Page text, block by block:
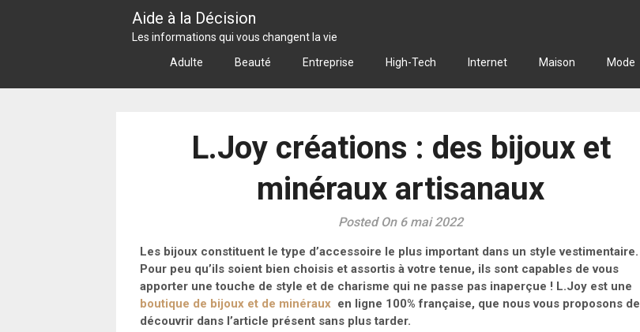
Aide à la Décision
Les informations qui vous changent la vie
Adulte
Beauté Entreprise High-Tech Internet Maison Mode
L.Joy créations : des bijoux et
minéraux artisanaux
Posted On 6 mai 2022
Les bijoux constituent le type d’accessoire le plus important dans un style vestimentaire.
Pour peu qu’ils soient bien choisis et assortis à votre tenue, ils sont capables de vous
apporter une touche de style et de charisme qui ne passe pas inaperçue ! L.Joy est une
boutique de bijoux et de minéraux en ligne 100% française, que nous vous proposons de
découvrir dans l’article présent sans plus tarder.